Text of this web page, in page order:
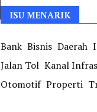
ISU MENARIK
Bank Bisnis Daerah
Jalan Tol Kanal
Otomotif Properti